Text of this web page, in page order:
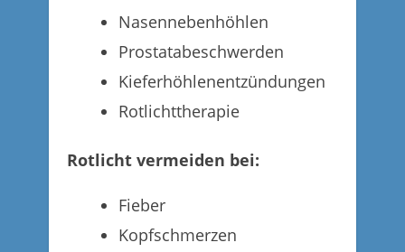
Nasennebenhöhlen
Prostatabeschwerden
Kieferhöhlenentzündungen
Rotlichttherapie
Rotlicht vermeiden bei:
Fieber
Kopfschmerzen